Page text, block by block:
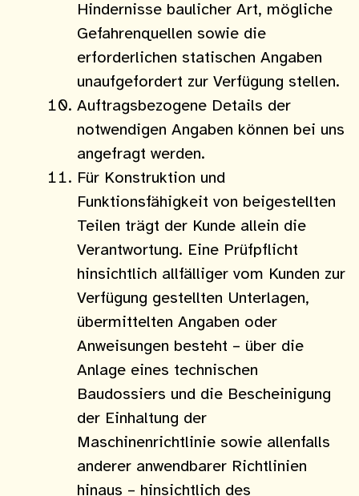
Hindernisse baulicher Art, mögliche
Gefahrenquellen sowie die
erforderlichen statischen Angaben
unaufgefordert zur Verfügung stellen.
Auftragsbezogene Details der
notwendigen Angaben können bei uns
angefragt werden.
Für Konstruktion und
Funktionsfähigkeit von beigestellten
Teilen trägt der Kunde allein die
Verantwortung. Eine Prüfpflicht
hinsichtlich allfälliger vom Kunden zur
Verfügung gestellten Unterlagen,
übermit­telten Angaben oder
Anweisungen besteht – über die
Anlage eines technischen
Baudossiers und die Bescheinigung
der Einhaltung der
Maschinenrichtlinie sowie allenfalls
anderer anwendbarer Richtlinien
hinaus – hinsichtlich des